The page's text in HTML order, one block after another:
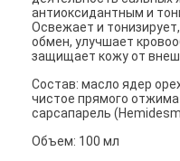
антиоксидантным и
Освежает и
обмен, улучшает
защищает кожу от
Состав: масло ядер
чистое прямого
сарсапарель
Объем: 100 мл